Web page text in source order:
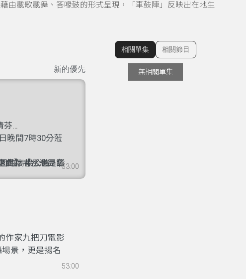
由載歌載舞、答喙鼓的形式呈現，「車鼓陣」反映出在地生
新的優先
芬
晚間7時30分蒞
曲】【台灣民謠
的高架公路，
菜梳妝的身
保存者，也是彰
統表演藝術「車
歌載舞、答喙
統表演藝術之
53:00
作家九把刀電影
景，更是揚名
滋味是否有走味
時就沖沖滾 溫
國立台中科技大53:00
顯示相關單集
相關單集 相關節目
無相關單集